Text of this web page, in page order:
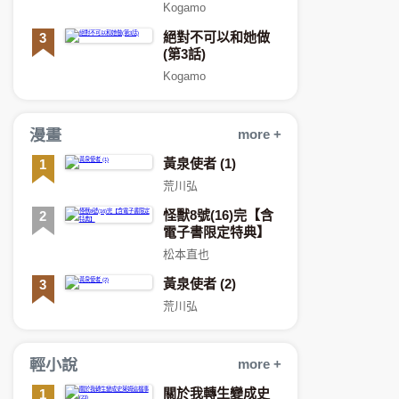
Kogamo
3
絕對不可以和她做
(第3話)
Kogamo
漫畫
more +
1
黃泉使者 (1)
荒川弘
2
怪獸8號(16)完【含
電子書限定特典】
松本直也
3 黃泉使者 (2)
荒川弘
輕小說
more +
1
關於我轉生變成史